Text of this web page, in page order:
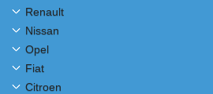
Renault
Nissan
Opel
Fiat
Citroen